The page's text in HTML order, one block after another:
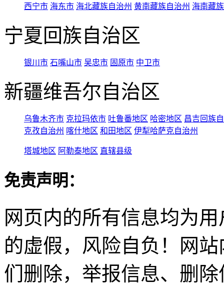
西宁市 海东市 海北藏族自治州 黄南藏族自治州 海南藏
宁夏回族自治区
银川市 石嘴山市 吴忠市 固原市 中卫市
新疆维吾尔自治区
乌鲁木齐市 克拉玛依市 吐鲁番地区 哈密地区 昌吉回族
克孜自治州 喀什地区 和田地区 伊犁哈萨克自治州
塔城地区 阿勒泰地区 直辖县级
免责声明：
网页内的所有信息均为
的虚假，风险自负！网
们删除，举报信息、删